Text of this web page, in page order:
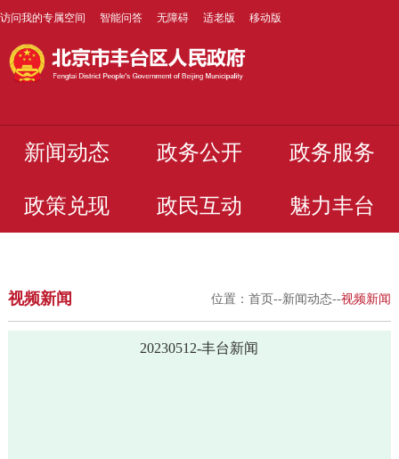
访问我的专属空间 智能问答 无障碍 适老版 移动版
新闻动态 政务公开 政务服务
政策兑现 政民互动 魅力丰台
视频新闻 位置：首页--新闻动态--视频新闻
20230512-丰台新闻